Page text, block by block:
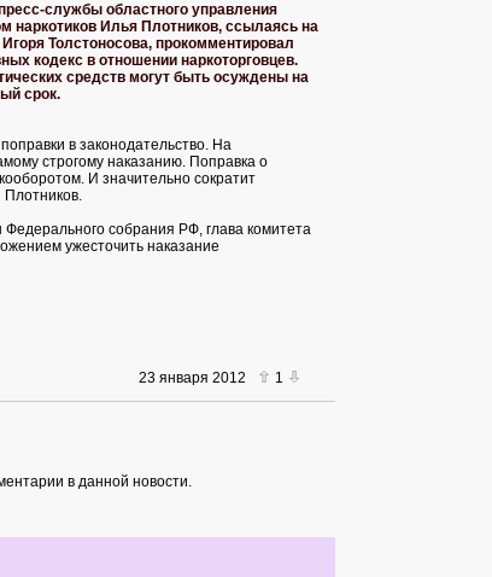
службы областного управления
наркотиков Илья Плотников, ссылаясь на
Толстоносова, прокомментировал
кодекс в отношении наркоторговцев.
средств могут быть осуждены на
срок.
в законодательство. На
строгому наказанию. Поправка о
И значительно сократит
собрания РФ, глава комитета
ужесточить наказание
23 января 2012 1
в данной новости.